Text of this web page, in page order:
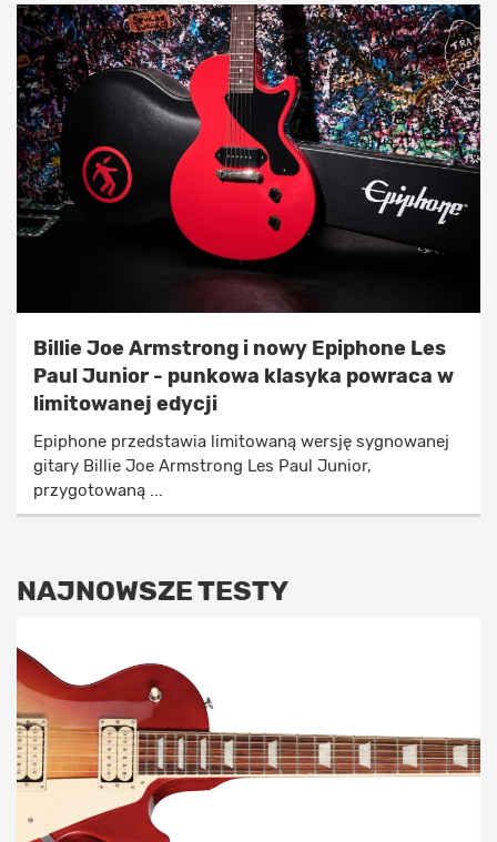
Billie Joe Armstrong i nowy Epiphone Les
Paul Junior - punkowa klasyka powraca w
limitowanej edycji
Epiphone przedstawia limitowaną wersję sygnowanej
gitary Billie Joe Armstrong Les Paul Junior,
przygotowaną ...
NAJNOWSZE TESTY